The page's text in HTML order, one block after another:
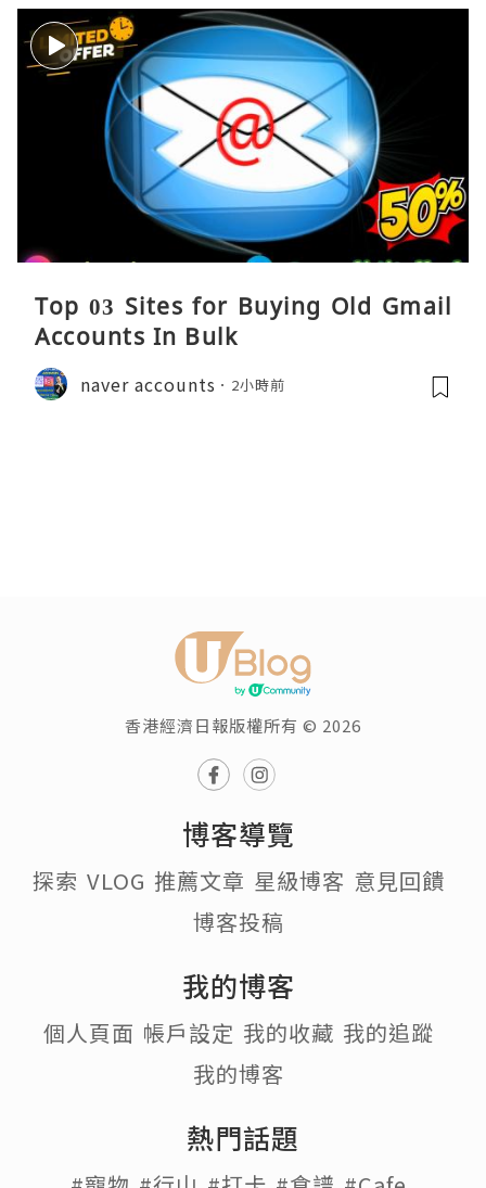
Top 03 Sites for Buying Old Gmail
Accounts In Bulk
naver accounts 2小時前
香港經濟日報版權所有 © 2026
博客導覽
探索 VLOG 推薦文章 星級博客 意見回饋
博客投稿
我的博客
個人頁面 帳戶設定 我的收藏 我的追蹤
我的博客
熱門話題